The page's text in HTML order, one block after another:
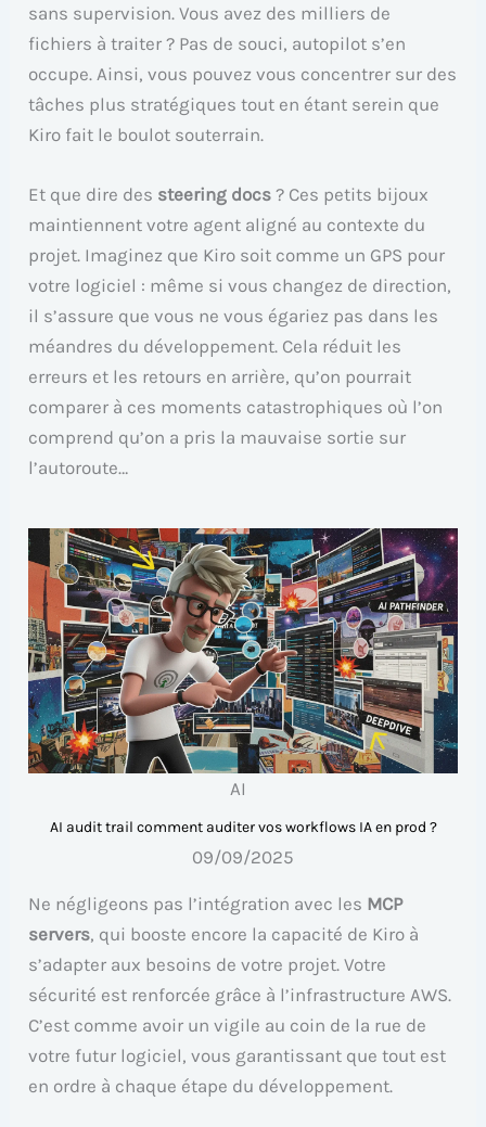
sans supervision. Vous avez des milliers de
fichiers à traiter ? Pas de souci, autopilot s’en
occupe. Ainsi, vous pouvez vous concentrer sur des
tâches plus stratégiques tout en étant serein que
Kiro fait le boulot souterrain.
Et que dire des steering docs ? Ces petits bijoux
maintiennent votre agent aligné au contexte du
projet. Imaginez que Kiro soit comme un GPS pour
votre logiciel : même si vous changez de direction,
il s’assure que vous ne vous égariez pas dans les
méandres du développement. Cela réduit les
erreurs et les retours en arrière, qu’on pourrait
comparer à ces moments catastrophiques où l’on
comprend qu’on a pris la mauvaise sortie sur
l’autoroute…
AI
AI audit trail comment auditer vos workflows IA en prod ?
09/09/2025
Ne négligeons pas l’intégration avec les MCP
servers, qui booste encore la capacité de Kiro à
s’adapter aux besoins de votre projet. Votre
sécurité est renforcée grâce à l’infrastructure AWS.
C’est comme avoir un vigile au coin de la rue de
votre futur logiciel, vous garantissant que tout est
en ordre à chaque étape du développement.